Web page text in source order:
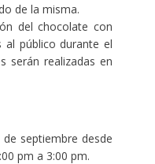
de la misma.
del chocolate con
al público durante el
serán realizadas en
septiembre desde
pm a 3:00 pm.